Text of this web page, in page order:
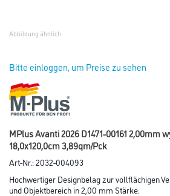
Abbildung ähnlich
Bitte einloggen, um Preise zu sehen
MPlus Avanti 2026 D1471-00161 2,00mm
18,0x120,0cm 3,89qm/Pck
Art-Nr.:2032-004093
Hochwertiger Designbelag zur vollflächigen
und Objektbereich in 2,00 mm Stärke.